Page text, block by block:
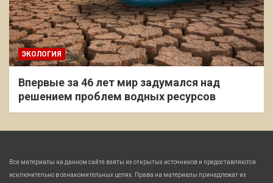
ЭКОЛОГИЯ
Впервые за 46 лет мир задумался над
решением проблем водных ресурсов
Все материалы на данном сайте взяты из открытых источников и предоставляются
исключительно в ознакомительных целях. Права на материалы принадлежат их